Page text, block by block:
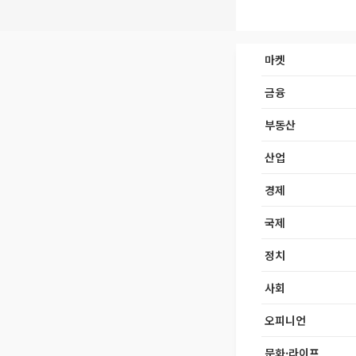
마켓
금융
부동산
산업
경제
국제
정치
사회
오피니언
문화·라이프